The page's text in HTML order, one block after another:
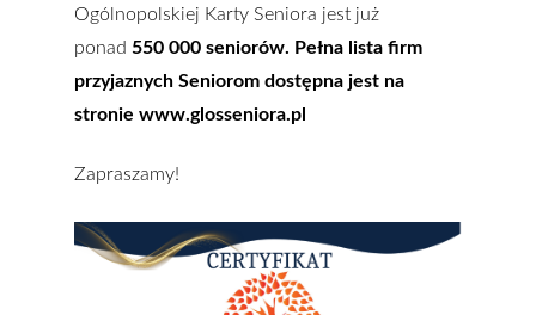
Ogólnopolskiej Karty Seniora jest już
ponad 550 000 seniorów. Pełna lista firm
przyjaznych Seniorom dostępna jest na
stroniewww.glosseniora.pl
Zapraszamy!